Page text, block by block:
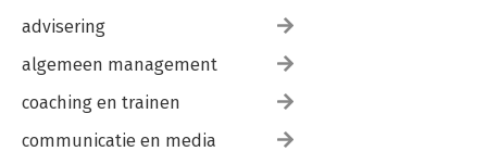
advisering
algemeen management
coaching en trainen
communicatie en media